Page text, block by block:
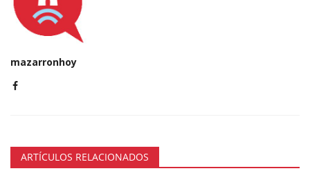
mazarronhoy
ARTÍCULOS RELACIONADOS